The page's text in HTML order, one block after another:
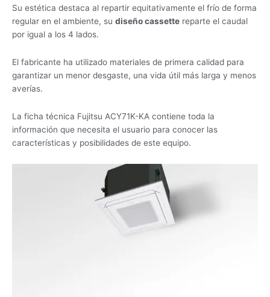
Su estética destaca al repartir equitativamente el frío de forma
regular en el ambiente, su diseño cassette reparte el caudal
por igual a los 4 lados.
El fabricante ha utilizado materiales de primera calidad para
garantizar un menor desgaste, una vida útil más larga y menos
averías.
La ficha técnica Fujitsu ACY71K-KA contiene toda la
información que necesita el usuario para conocer las
características y posibilidades de este equipo.